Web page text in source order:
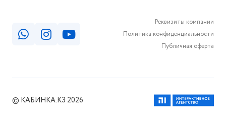
Реквизиты компании
Политика конфиденциальности
Публичная оферта
© КАБИНКА.КЗ 2026